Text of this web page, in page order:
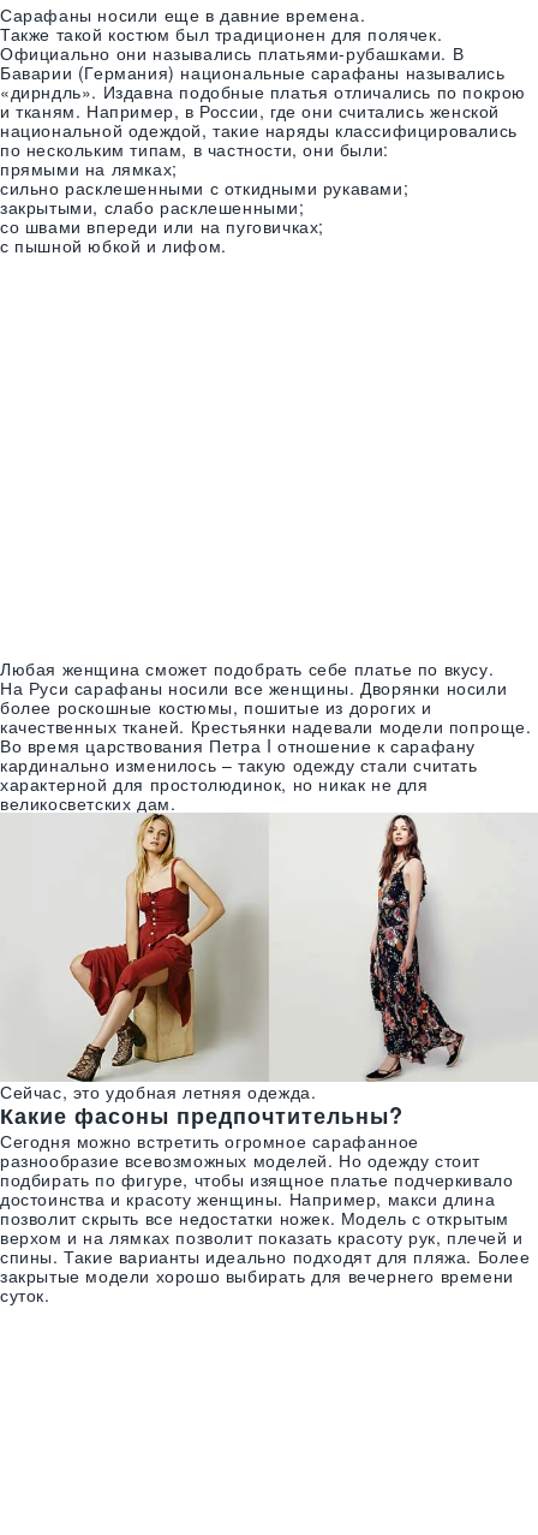
Сарафаны носили еще в давние времена.
Также такой костюм был традиционен для полячек.
Официально они назывались платьями-рубашками. В
Баварии (Германия) национальные сарафаны назывались
«дирндль». Издавна подобные платья отличались по покрою
и тканям. Например, в России, где они считались женской
национальной одеждой, такие наряды классифицировались
по нескольким типам, в частности, они были:
прямыми на лямках;
сильно расклешенными с откидными рукавами;
закрытыми, слабо расклешенными;
со швами впереди или на пуговичках;
с пышной юбкой и лифом.
Любая женщина сможет подобрать себе платье по вкусу.
На Руси сарафаны носили все женщины. Дворянки носили
более роскошные костюмы, пошитые из дорогих и
качественных тканей. Крестьянки надевали модели попроще.
Во время царствования Петра I отношение к сарафану
кардинально изменилось – такую одежду стали считать
характерной для простолюдинок, но никак не для
великосветских дам.
Сейчас, это удобная летняя одежда.
Какие фасоны предпочтительны?
Сегодня можно встретить огромное сарафанное
разнообразие всевозможных моделей. Но одежду стоит
подбирать по фигуре, чтобы изящное платье подчеркивало
достоинства и красоту женщины. Например, макси длина
позволит скрыть все недостатки ножек. Модель с открытым
верхом и на лямках позволит показать красоту рук, плечей и
спины. Такие варианты идеально подходят для пляжа. Более
закрытые модели хорошо выбирать для вечернего времени
суток.